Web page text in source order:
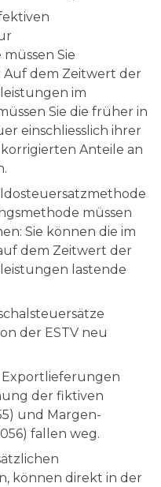
Sie
dem Zeitwert der
im
Sie die früher in
einschliesslich ihrer
Anteile an
müssen
Sie können die im
dem Zeitwert der
lastende
der ESTV neu
Exportlieferungen
der fiktiven
und Margen-
fallen weg.
können direkt in der